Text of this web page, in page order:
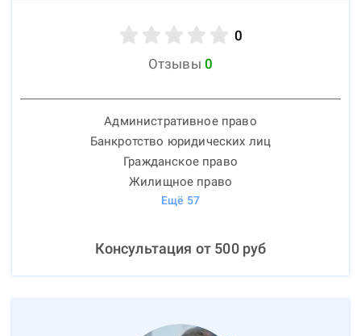
0
Отзывы 0
Административное право
Банкротство юридических лиц
Гражданское право
Жилищное право
Ещё 57
Консультация от 500руб